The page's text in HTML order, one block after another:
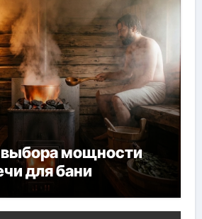
мощности
для бани